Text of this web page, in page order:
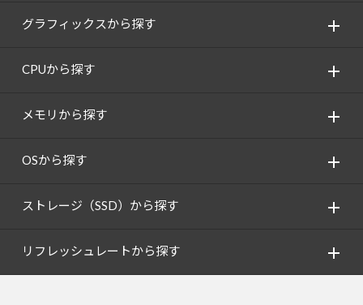
グラフィックスから探す
CPUから探す
メモリから探す
OSから探す
ストレージ（SSD）から探す
リフレッシュレートから探す